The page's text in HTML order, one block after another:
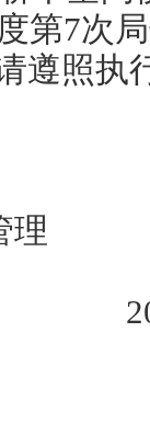
第7次
遵照
9